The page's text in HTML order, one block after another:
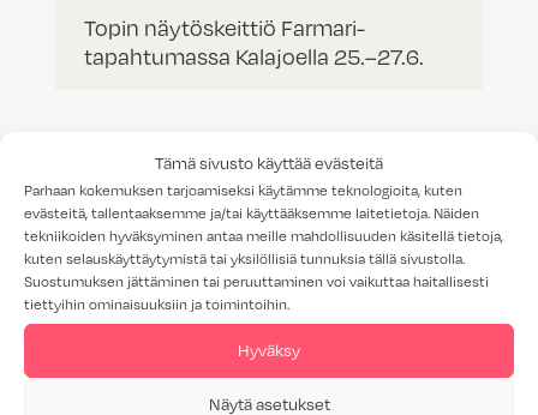
Tämä sivusto käyttää evästeitä
Parhaan kokemuksen tarjoamiseksi käytämme teknologioita, kuten
evästeitä, tallentaaksemme ja/tai käyttääksemme laitetietoja. Näiden
tekniikoiden hyväksyminen antaa meille mahdollisuuden käsitellä tietoja,
kuten selauskäyttäytymistä tai yksilöllisiä tunnuksia tällä sivustolla.
Suostumuksen jättäminen tai peruuttaminen voi vaikuttaa haitallisesti
tiettyihin ominaisuuksiin ja toimintoihin.
Hyväksy
Näytä asetukset
Topin näytöskeittiö Farmari-
tapahtumassa Kalajoella 25.–27.6.